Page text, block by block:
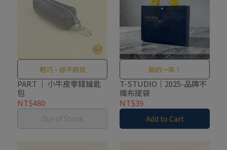
輕巧，卻不將就
PAR.T ｜ 小牛皮零錢鑰匙
包
NT$480
Out of Stock
新的一年！
T-STUDIO｜2025-品牌不
織布提袋
NT$39
Add to Cart